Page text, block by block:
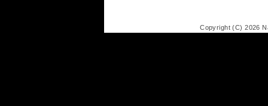
Copyright (C) 2026